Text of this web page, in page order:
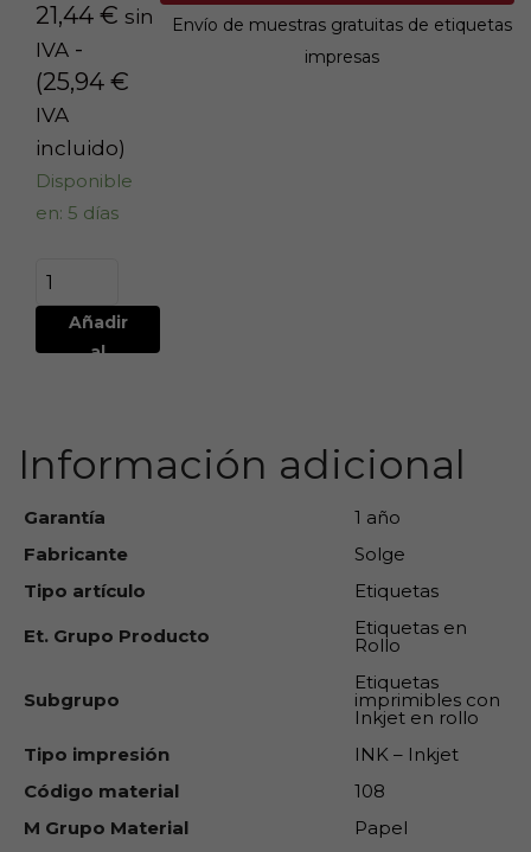
21,44 € sin
IVA -
(25,94 €
IVA
incluido)
Disponible
en: 5 días
Añadir
al
Envío de muestras gratuitas de etiquetas
impresas
Información adicional
Garantía
1 año
Fabricante
Solge
Tipo artículo
Etiquetas
Et. Grupo Producto
Etiquetas en
Rollo
Subgrupo
Etiquetas
imprimibles con
Inkjet en rollo
Tipo impresión
INK – Inkjet
Código material
108
M Grupo Material
Papel